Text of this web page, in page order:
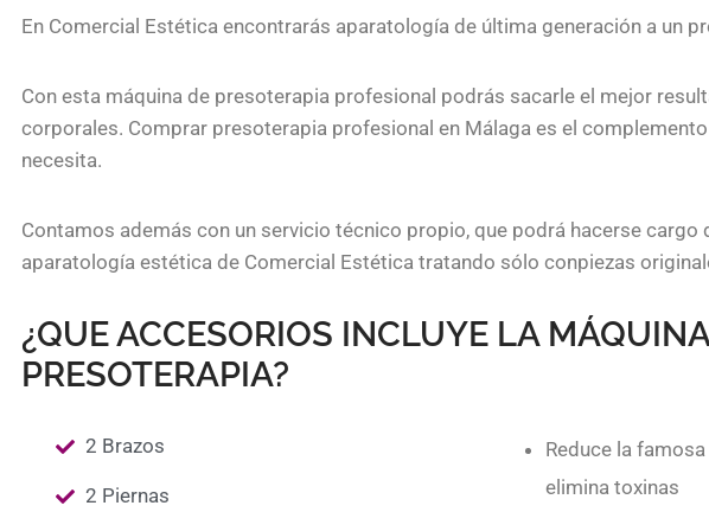
En Comercial Estética encontrarás aparatología de última generación a un
Con esta máquina de presoterapia profesional podrás sacarle el mejor
corporales. Comprar presoterapia profesional en Málaga es el
necesita.
Contamos además con un servicio técnico propio, que podrá hacerse cargo
aparatología estética de Comercial Estética tratando sólo conpiezas
¿QUE ACCESORIOS INCLUYE LA
PRESOTERAPIA?
2 Brazos
2 Piernas
Reduce la
elimina toxinas